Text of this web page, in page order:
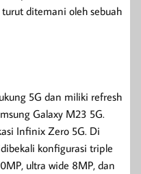
ditemani oleh sebuah
5G dan miliki refresh
Galaxy M23 5G.
Infinix Zero 5G. Di
konfigurasi triple
ultra wide 8MP, dan